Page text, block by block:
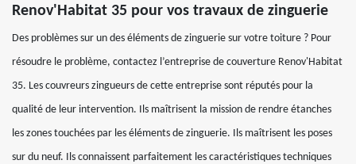
Renov'Habitat 35 pour vos travaux de zinguerie
Des problèmes sur un des éléments de zinguerie sur votre toiture ? Pour
résoudre le problème, contactez l’entreprise de couverture Renov'Habitat
35. Les couvreurs zingueurs de cette entreprise sont réputés pour la
qualité de leur intervention. Ils maîtrisent la mission de rendre étanches
les zones touchées par les éléments de zinguerie. Ils maîtrisent les poses
sur du neuf. Ils connaissent parfaitement les caractéristiques techniques